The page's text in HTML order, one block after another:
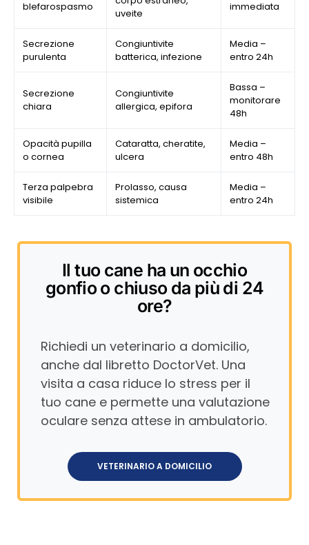
blefarospasmo
uveite
immediata
Secrezione
purulenta
Congiuntivite
batterica, infezione
Media –
entro 24h
Secrezione
chiara
Congiuntivite
allergica, epifora
Bassa –
monitorare
48h
Opacità pupilla
o cornea
Cataratta, cheratite,
ulcera
Media –
entro 48h
Terza palpebra
visibile
Prolasso, causa
sistemica
Media –
entro 24h
Il tuo cane ha un occhio
gonfio o chiuso da più di 24
ore?
Richiedi un veterinario a domicilio,
anche dal libretto DoctorVet. Una
visita a casa riduce lo stress per il
tuo cane e permette una valutazione
oculare senza attese in ambulatorio.
VETERINARIO A DOMICILIO